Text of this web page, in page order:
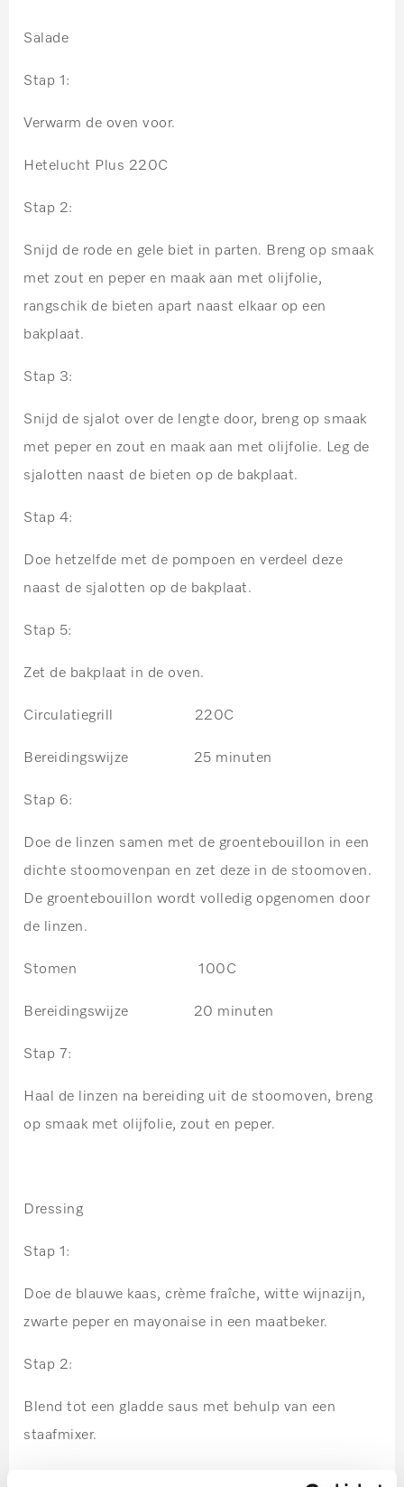
Salade
Stap 1:
Verwarm de oven voor.
Hetelucht Plus 220C
Stap 2:
Snijd de rode en gele biet in parten. Breng op smaak
met zout en peper en maak aan met olijfolie,
rangschik de bieten apart naast elkaar op een
bakplaat.
Stap 3:
Snijd de sjalot over de lengte door, breng op smaak
met peper en zout en maak aan met olijfolie. Leg de
sjalotten naast de bieten op de bakplaat.
Stap 4:
Doe hetzelfde met de pompoen en verdeel deze
naast de sjalotten op de bakplaat.
Stap 5:
Zet de bakplaat in de oven.
Circulatiegrill 220C
Bereidingswijze 25 minuten
Stap 6:
Doe de linzen samen met de groentebouillon in een
dichte stoomovenpan en zet deze in de stoomoven.
De groentebouillon wordt volledig opgenomen door
de linzen.
Stomen 100C
Bereidingswijze 20 minuten
Stap 7:
Haal de linzen na bereiding uit de stoomoven, breng
op smaak met olijfolie, zout en peper.
Dressing
Stap 1:
Doe de blauwe kaas, crème fraîche, witte wijnazijn,
zwarte peper en mayonaise in een maatbeker.
Stap 2:
Blend tot een gladde saus met behulp van een
staafmixer.